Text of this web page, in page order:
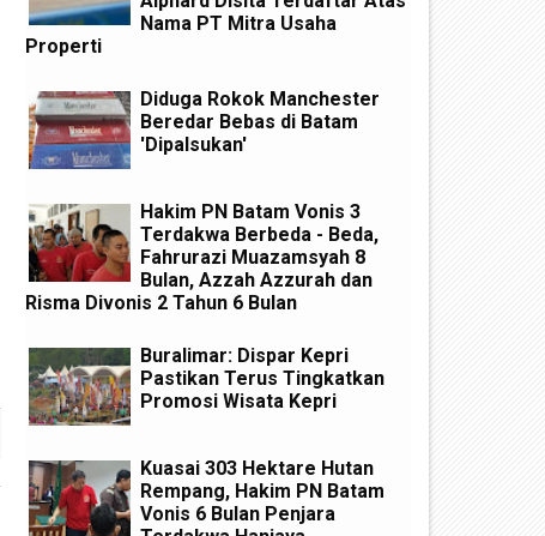
Nama PT Mitra Usaha
Properti
Diduga Rokok Manchester
Beredar Bebas di Batam
'Dipalsukan'
Hakim PN Batam Vonis 3
Terdakwa Berbeda - Beda,
Fahrurazi Muazamsyah 8
Bulan, Azzah Azzurah dan
Risma Divonis 2 Tahun 6 Bulan
Buralimar: Dispar Kepri
Pastikan Terus Tingkatkan
Promosi Wisata Kepri
Kuasai 303 Hektare Hutan
Rempang, Hakim PN Batam
Vonis 6 Bulan Penjara